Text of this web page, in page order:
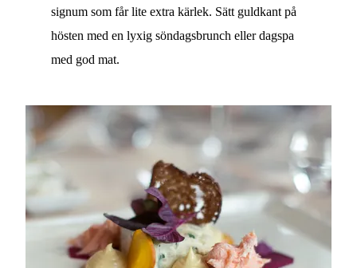
signum som får lite extra kärlek. Sätt guldkant på
hösten med en lyxig söndagsbrunch eller dagspa
med god mat.